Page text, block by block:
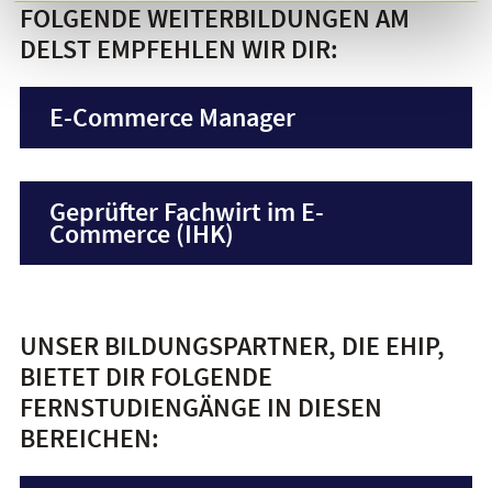
FOLGENDE WEITERBILDUNGEN AM
DELST EMPFEHLEN WIR DIR:
E-Commerce Manager
Geprüfter Fachwirt im E-
Commerce (IHK)
UNSER BILDUNGSPARTNER, DIE EHIP,
BIETET DIR FOLGENDE
FERNSTUDIENGÄNGE IN DIESEN
BEREICHEN: